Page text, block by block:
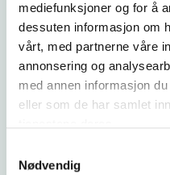
mediefunksjoner og for å
dessuten informasjon om
vårt, med partnerne våre
annonsering og
med annen informasjon
eller som de har samlet
Nødvendig
Automatisk
organisasjonens
Få oversikt over
anbudsunderlaget
klima- og
Forstå hvordan